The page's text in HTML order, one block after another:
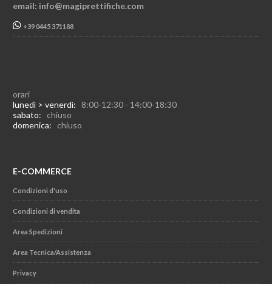
email: info@magiprettifiche.com
+39 0445 371188
orari
lunedì > venerdì: 8:00-12:30 - 14:00-18:30
sabato: chiuso
domenica: chiuso
E-COMMERCE
Condizioni d'uso
Condizioni di vendita
Area Spedizioni
Area Tecnica/Assistenza
Privacy